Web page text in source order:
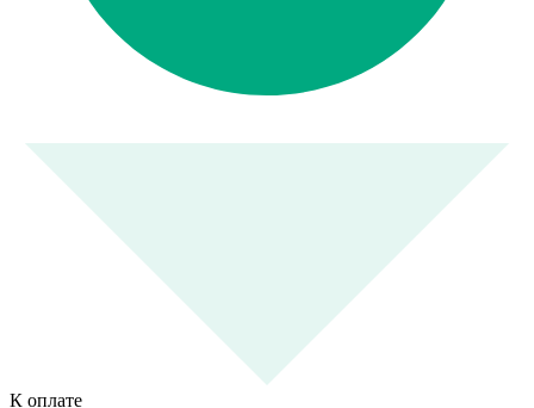
К оплате